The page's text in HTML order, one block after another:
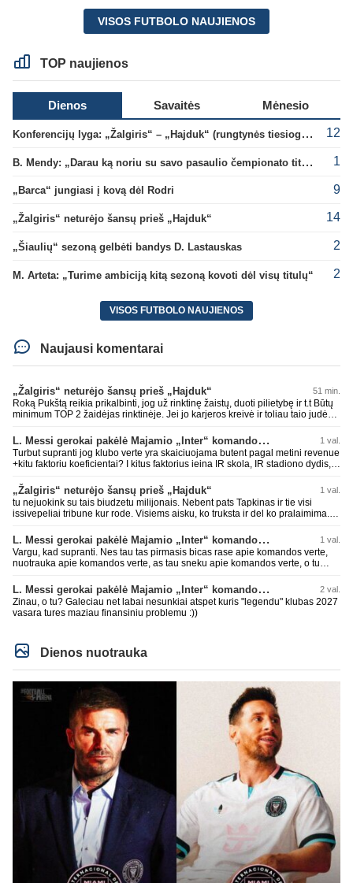
VISOS FUTBOLO NAUJIENOS
TOP naujienos
Dienos Savaitės Mėnesio
Konferencijų lyga: „Žalgiris“ – „Hajduk“ (rungtynės tiesiogiai) 12
B. Mendy: „Darau ką noriu su savo pasaulio čempionato titulu“ 1
„Barca“ jungiasi į kovą dėl Rodri 9
„Žalgiris“ neturėjo šansų prieš „Hajduk“ 14
„Šiaulių“ sezoną gelbėti bandys D. Lastauskas 2
M. Arteta: „Turime ambiciją kitą sezoną kovoti dėl visų titulų“ 2
VISOS FUTBOLO NAUJIENOS
Naujausi komentarai
„Žalgiris“ neturėjo šansų prieš „Hajduk“ 51 min.
Roką Pukštą reikia prikalbinti, jog už rinktinę žaistų, duoti pilietybę ir t.t Būtų
minimum TOP 2 žaidėjas rinktinėje. Jei jo karjeros kreivė ir toliau taio judės,
L. Messi gerokai pakėlė Majamio „Inter“ komandos vertę 1 val.
Turbut supranti jog klubo verte yra skaiciuojama butent pagal metini revenue
+kitu faktoriu koeficientai? I kitus faktorius ieina IR skola, IR stadiono dydis,
puikiausiai sugeneravo rekordini 1.1B revenue, kas stipriai prisidejo prie
milzinisko klubo vertes suoli siemet. Be to, tie 200 pamineti cia yra visiskai
on-point, jeigu jau musu mylimas D. prasneko apie klubo vertes kelima, arba
CR atveju - numusima.
„Žalgiris“ neturėjo šansų prieš „Hajduk“ 1 val.
tu nejuokink su tais biudzetu milijonais. Nebent pats Tapkinas ir tie visi
issivepeliai tribune kur rode. Visiems aisku, ko truksta ir del ko pralaimima.
ziniasklaidos, kuri isanalizuoti po pirsteli, ko kam truksta, tai nei kalnietis nei
kasperunas nesusigaudys. Aciu, mercys, lauksim wilno grietineles
besivaipanciu itamet Konfu lygoje 20 tukst. stadione...jei makleriui tapinui
neatsibos sitas projektas
L. Messi gerokai pakėlė Majamio „Inter“ komandos vertę 1 val.
Vargu, kad supranti. Nes tau tas pirmasis bicas rase apie komandos verte,
nuotrauka apie komandos verte, as tau sneku apie komandos verte, o tu
pasaulyje pagal tai, bet uzima antra vieta po Realo pagal klubine verte
pasaulyje. Tokios ten ir finansines problemos pas ta Al Nassr kai PIF vienu
rankos mostu galetu viska nubraukti jeigu noretu. Siaip tas PIF savo
priziurimus klubus galetu arabuose griezciau kontroliuoti nes rinka nesveikai
L. Messi gerokai pakėlė Majamio „Inter“ komandos vertę 2 val.
Zinau, o tu? Galeciau net labai nesunkiai atspet kuris "legendu" klubas 2027
vasara tures maziau finansiniu problemu :))
Dienos nuotrauka